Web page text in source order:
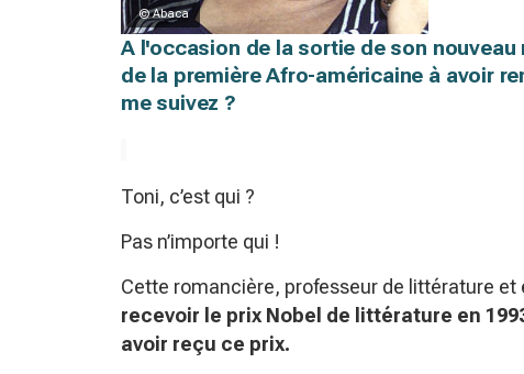
© Abaca
A l'occasion de la sortie de son
de la première Afro-américaine à avoir
me suivez ?
Toni, c’est qui ?
Pas n’importe qui !
Cette romancière, professeur de littérature
recevoir le prix Nobel de littérature en
avoir reçu ce prix.